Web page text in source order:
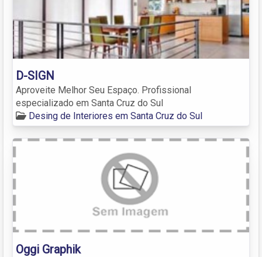
D-SIGN
Aproveite Melhor Seu Espaço. Profissional
especializado em Santa Cruz do Sul
Desing de Interiores em Santa Cruz do Sul
Oggi Graphik